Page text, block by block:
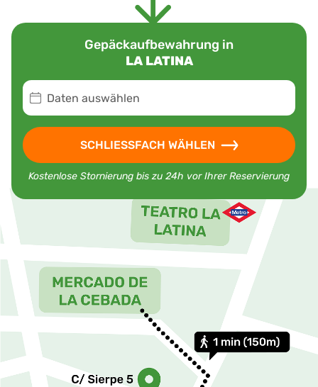
Gepäckaufbewahrung in
LA LATINA
Daten auswählen
SCHLIESSFACH WÄHLEN
Kostenlose Stornierung bis zu 24h vor Ihrer Reservierung